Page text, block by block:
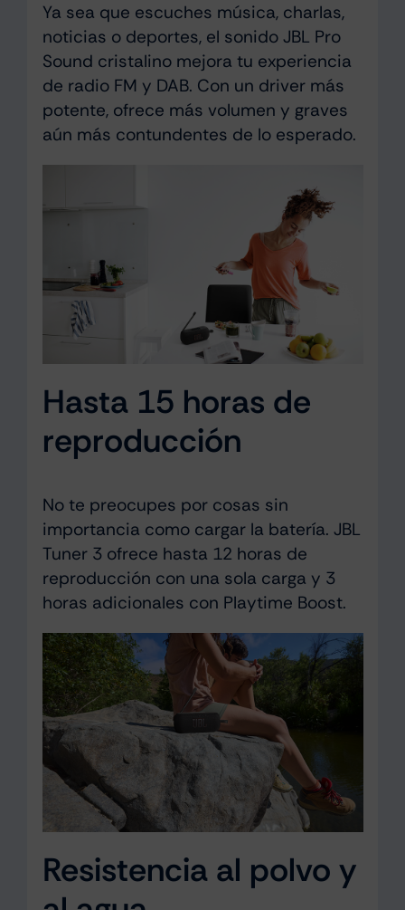
Ya sea que escuches música, charlas,
noticias o deportes, el sonido JBL Pro
Sound cristalino mejora tu experiencia
de radio FM y DAB. Con un driver más
potente, ofrece más volumen y graves
aún más contundentes de lo esperado.
Hasta 15 horas de
reproducción
No te preocupes por cosas sin
importancia como cargar la batería. JBL
Tuner 3 ofrece hasta 12 horas de
reproducción con una sola carga y 3
horas adicionales con Playtime Boost.
Resistencia al polvo y